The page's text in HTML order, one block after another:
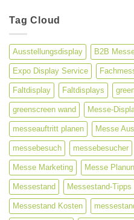
so
Tag Cloud
Ausstellungsdisplay B2B
Expo Display Service
Faltdisplay Faltdisplays
greenscreen wand Messe-
messeauftritt planen Messe
messebesuch messebesucher
Messe Marketing Messe
Messestand Messestand-Tipps
Messestand Kosten